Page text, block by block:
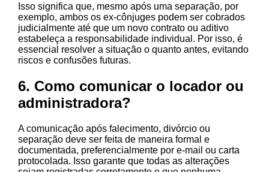
Isso significa que, mesmo após uma separação, por
exemplo, ambos os ex-cônjuges podem ser cobrados
judicialmente até que um novo contrato ou aditivo
estabeleça a responsabilidade individual. Por isso, é
essencial resolver a situação o quanto antes, evitando
riscos e confusões futuras.
6. Como comunicar o locador ou
administradora?
A comunicação após falecimento, divórcio ou
separação deve ser feita de maneira formal e
documentada, preferencialmente por e-mail ou carta
protocolada. Isso garante que todas as alterações